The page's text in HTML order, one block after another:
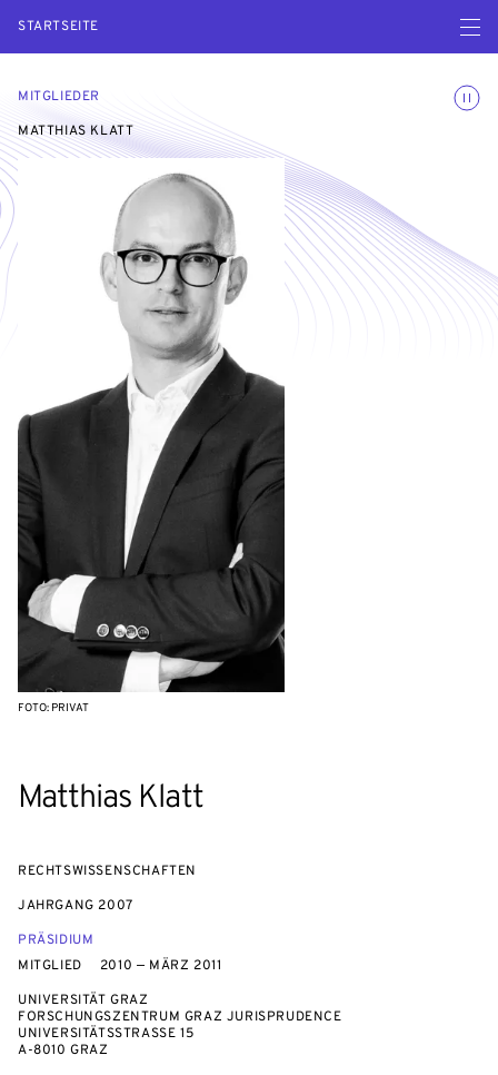
STARTSEITE Menü
MITGLIEDER
MATTHIAS KLATT
Matthias Klatt
RECHTSWISSENSCHAFTEN
JAHRGANG 2007
PRÄSIDIUM
MITGLIED
2010 — MÄRZ 2011
UNIVERSITÄT GRAZ
FORSCHUNGSZENTRUM GRAZ JURISPRUDENCE
UNIVERSITÄTSSTRASSE 15
A-8010 GRAZ
FOTO: PRIVAT